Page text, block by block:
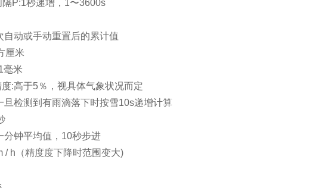
P:1秒递增，1〜3600s
自动或手动重置后的累计值
厘米
毫米
:高于5％，视具体气象状况而定
旦检测到有雨滴落下时按雪10s递增计算
分钟平均值，10秒步进
/ h（精度度下降时范围变大)